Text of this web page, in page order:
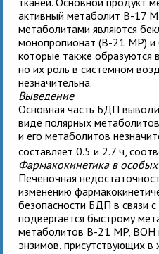
активный метаболит В-17
метаболитами являются
монопропионат (В-21 MP)
которые также образуются
но их роль в системном
незначительна.
Выведение
Основная часть БДП
виде полярных
и его метаболитов
составляет 0.5 и 2.7 ч,
Фармакокинетика в особых
Печеночная
изменению
безопасности БДП в связи
подвергается быстрому
метаболитов В-21 MP, ВОН
энзимов, присутствующих